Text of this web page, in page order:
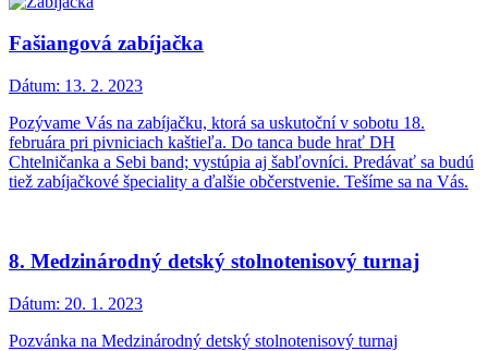
Fašiangová zabíjačka
Dátum: 13. 2. 2023
Pozývame Vás na zabíjačku, ktorá sa uskutoční v sobotu 18.
februára pri pivniciach kaštieľa. Do tanca bude hrať DH
Chtelničanka a Sebi band; vystúpia aj šabľovníci. Predávať sa budú
tiež zabíjačkové špeciality a ďalšie občerstvenie. Tešíme sa na Vás.
8. Medzinárodný detský stolnotenisový turnaj
Dátum: 20. 1. 2023
Pozvánka na Medzinárodný detský stolnotenisový turnaj